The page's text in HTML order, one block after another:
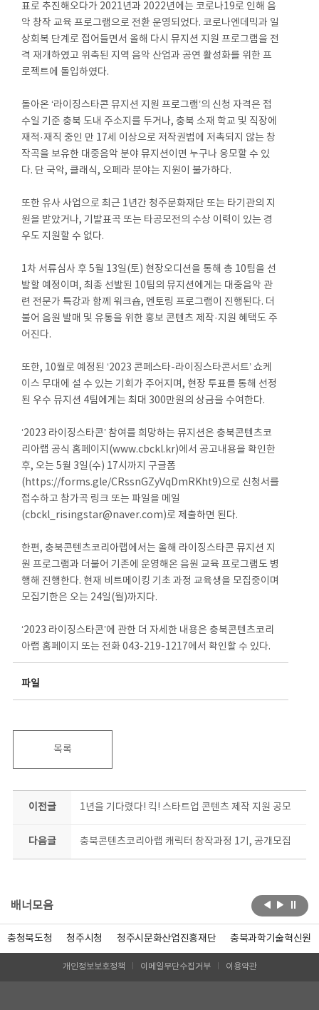
표로 추진해오다가 2021년과 2022년에는 코로나19로 인해 음
악 창작 교육 프로그램으로 전환 운영되었다. 코로나엔데믹과 일
상회복 단계로 접어들면서 올해 다시 뮤지션 지원 프로그램을 전
격 재개하였고 위축된 지역 음악 산업과 공연 활성화를 위한 프
로젝트에 돌입하였다.
돌아온 ‘라이징스타콘 뮤지션 지원 프로그램’의 신청 자격은 접
수일 기준 충북 도내 주소지를 두거나, 충북 소재 학교 및 직장에
재적·재직 중인 만 17세 이상으로 저작권법에 저촉되지 않는 창
작곡을 보유한 대중음악 분야 뮤지션이면 누구나 응모할 수 있
다. 단 국악, 클래식, 오페라 분야는 지원이 불가하다.
또한 유사 사업으로 최근 1년간 청주문화재단 또는 타기관의 지
원을 받았거나, 기발표곡 또는 타공모전의 수상 이력이 있는 경
우도 지원할 수 없다.
1차 서류심사 후 5월 13일(토) 현장오디션을 통해 총 10팀을 선
발할 예정이며, 최종 선발된 10팀의 뮤지션에게는 대중음악 관
련 전문가 특강과 함께 워크숍, 멘토링 프로그램이 진행된다. 더
불어 음원 발매 및 유통을 위한 홍보 콘텐츠 제작·지원 혜택도 주
어진다.
또한, 10월로 예정된 ‘2023 콘페스타-라이징스타콘서트’ 쇼케
이스 무대에 설 수 있는 기회가 주어지며, 현장 투표를 통해 선정
된 우수 뮤지션 4팀에게는 최대 300만원의 상금을 수여한다.
‘2023 라이징스타콘’ 참여를 희망하는 뮤지션은 충북콘텐츠코
리아랩 공식 홈페이지(www.cbckl.kr)에서 공고내용을 확인한
후, 오는 5월 3일(수) 17시까지 구글폼
(https://forms.gle/CRssnGZyVqDmRKht9)으로 신청서를
접수하고 참가곡 링크 또는 파일을 메일
(cbckl_risingstar@naver.com)로 제출하면 된다.
한편, 충북콘텐츠코리아랩에서는 올해 라이징스타콘 뮤지션 지
원 프로그램과 더불어 기존에 운영해온 음원 교육 프로그램도 병
행해 진행한다. 현재 비트메이킹 기초 과정 교육생을 모집중이며
모집기한은 오는 24일(월)까지다.
‘2023 라이징스타콘’에 관한 더 자세한 내용은 충북콘텐츠코리
아랩 홈페이지 또는 전화 043-219-1217에서 확인할 수 있다.
파일
목록
이전글 1년을 기다렸다! 킥! 스타트업 콘텐츠 제작 지원 공모
다음글 충북콘텐츠코리아랩 캐릭터 창작과정 1기, 공개모집
배너모음
충청북도청 청주시청 청주시문화산업진흥재단 충북과학기술혁신원
개인정보보호정책 이메일무단수집거부 이용약관